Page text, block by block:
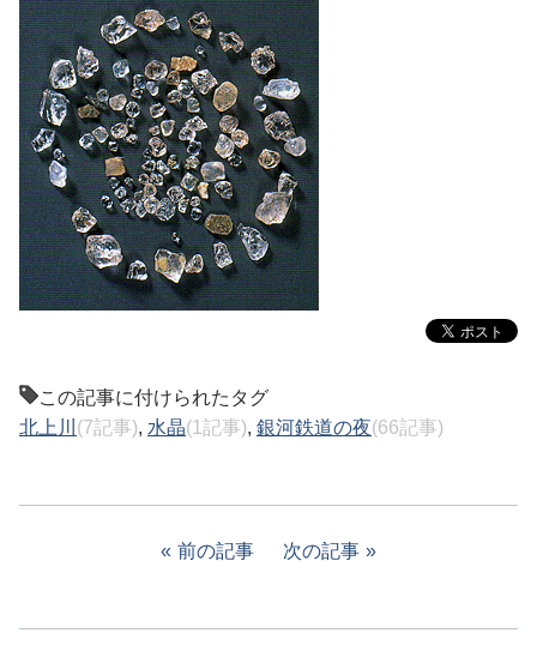
この記事に付けられたタグ
北上川 (7記事), 水晶(1記事), 銀河鉄道の夜(66記事)
前の記事 次の記事